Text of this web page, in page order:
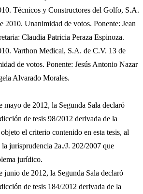
Técnicos y Constructores del Golfo, S.A.
2010. Unanimidad de votos. Ponente: Jean
Claudia Patricia Peraza Espinoza.
Varthon Medical, S.A. de C.V. 13 de
de votos. Ponente: Jesús Antonio Nazar
Alvarado Morales.
mayo de 2012, la Segunda Sala declaró
de tesis 98/2012 derivada de la
el criterio contenido en esta tesis, al
la jurisprudencia 2a./J. 202/2007 que
jurídico.
junio de 2012, la Segunda Sala declaró
de tesis 184/2012 derivada de la